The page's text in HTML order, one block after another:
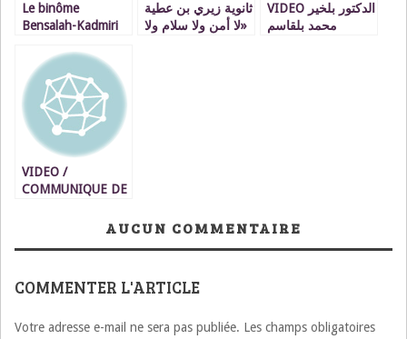
Le binôme
Bensalah-Kadmiri
l’écoute des régions
/ Communiqué de
presse
ثانوية زيري بن عطية
«لا أمن ولا سلام ولا
VIDEO الدكتور بلخير
محمد بلقاسم
VIDEO /
COMMUNIQUE DE
International desAUCUN COMMENTAIRE
COMMENTER L'ARTICLE
Votre adresse e-mail ne sera pas publiée. Les champs obligatoires